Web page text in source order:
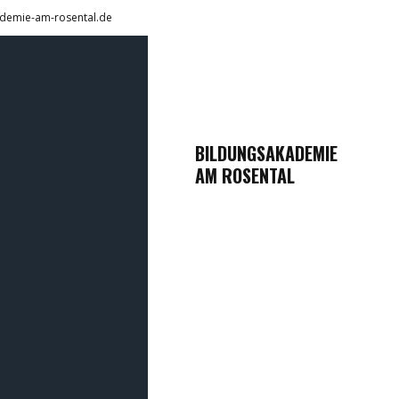
BILDUNGSAKADEMIE
AM ROSENTAL
am-rosental.de